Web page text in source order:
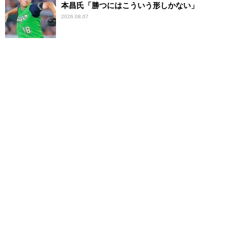
本昌氏「勝つにはこういう形しかない」
2026.08.07